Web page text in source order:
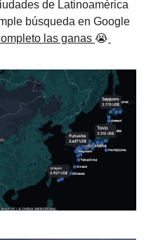
de Latinoamérica
búsqueda en Google
las ganas 😭